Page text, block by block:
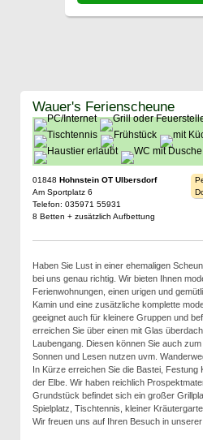
Wauer's Ferienscheune
01848 Hohnstein OT Ulbersdorf
Am Sportplatz 6
Telefon: 035971 55931
8 Betten + zusätzlich Aufbettung
Haben Sie Lust in einer ehemaligen
bei uns genau richtig. Wir bieten Ihnen
Ferienwohnungen, einen urigen und
Kamin und eine zusätzliche komplette
geeignet auch für kleinere Gruppen und
erreichen Sie über einen mit Glas
Laubengang. Diesen können Sie auch
Sonnen und Lesen nutzen uvm.
In Kürze erreichen Sie die Bastei,
der Elbe. Wir haben reichlich
Grundstück befindet sich ein großer
Spielplatz, Tischtennis, kleiner
Wir freuen uns auf Ihren Besuch in